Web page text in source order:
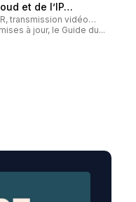
et de l’IP…
transmission vidéo…
à jour, le Guide du...